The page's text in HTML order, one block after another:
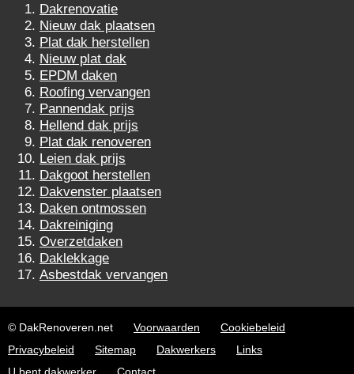
Dakrenovatie
Nieuw dak plaatsen
Plat dak herstellen
Nieuw plat dak
EPDM daken
Roofing vervangen
Pannendak prijs
Hellend dak prijs
Plat dak renoveren
Leien dak prijs
Dakgoot herstellen
Dakvenster plaatsen
Daken ontmossen
Dakreiniging
Overzetdaken
Daklekkage
Asbestdak vervangen
© DakRenoveren.net Voorwaarden
Cookiebeleid
Privacybeleid
Sitemap Dakwerkers
Links